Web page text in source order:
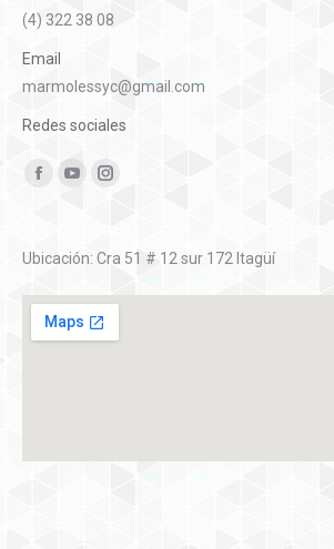
(4) 322 38 08
Email
marmolessyc@gmail.com
Redes sociales
Encuéntranos en:
Facebook
YouTubeInstagram
Ubicación: Cra 51 # 12 sur 172 Itagüí